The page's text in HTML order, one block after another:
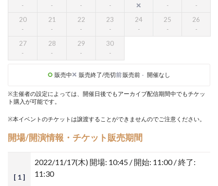
20 21 22 23 24 25 26
27 28 29 30
販売中 販売終了/売切前販売前 - 開催なし
※主催者の設定によっては、開催日後でもアーカイブ配信期間中でもチケッ
ト購入が可能です。
※本イベントのチケットは譲渡することができませんのでご注意ください。
開場/開演情報・チケット販売期間
[ 1 ]
2022/11/17(木) 開場: 10:45 / 開始: 11:00 / 終了:
11:30